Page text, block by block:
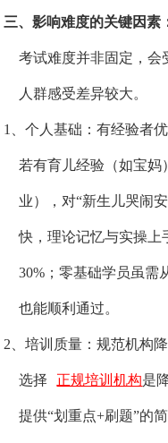
三、影响难度的关键因素
考试难度并非固定，会
人群感受差异较大。
1、个人基础：有经验者
若有育儿经验（如宝妈
业），对“新生儿哭闹
快，理论记忆与实操上
30%；零基础学员虽需
也能顺利通过。
2、培训质量：规范机构
选择 正规培训机构是
提供“划重点+刷题”的